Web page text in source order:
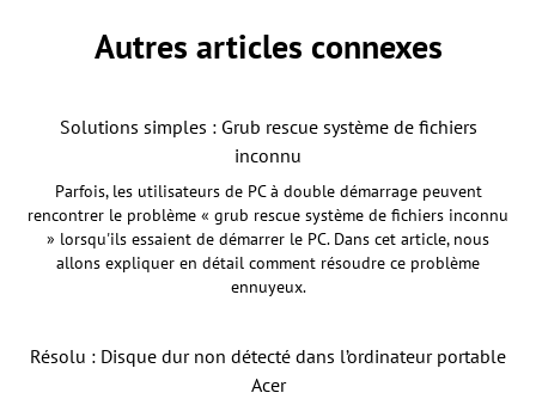
Autres articles connexes
Solutions simples : Grub rescue système de fichiers
inconnu
Parfois, les utilisateurs de PC à double démarrage peuvent
rencontrer le problème « grub rescue système de fichiers inconnu
» lorsqu'ils essaient de démarrer le PC. Dans cet article, nous
allons expliquer en détail comment résoudre ce problème
ennuyeux.
Résolu : Disque dur non détecté dans l’ordinateur portable
Acer